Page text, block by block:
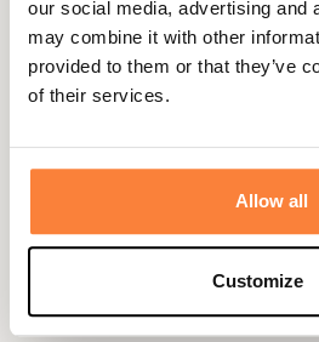
our social media, advertising and
may combine it with other
provided to them or that they’ve
of their services.
Allow all
Customize
latéralesavec rabats et soufflets
poche carnier au dosà double
gibier prélevé.
Disponible duS a 4XL
chasseet quelle que soit la
Fiche technique
Composition 100 %